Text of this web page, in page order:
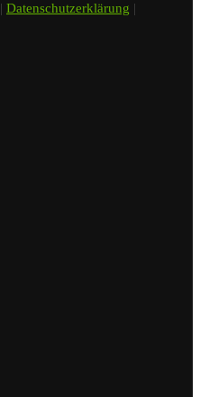
| Datenschutzerklärung |